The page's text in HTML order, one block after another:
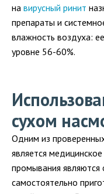
на вирусный ринит
препараты и
влажность воздуха:
уровне 56-60%.
сухом
Одним из
является
промывания
самостоятельно